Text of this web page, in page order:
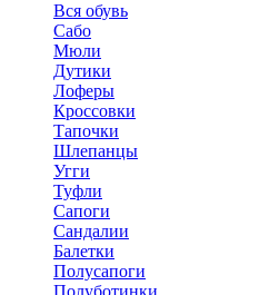
Вся обувь
Сабо
Мюли
Дутики
Лоферы
Кроссовки
Тапочки
Шлепанцы
Угги
Туфли
Сапоги
Сандалии
Балетки
Полусапоги
Полуботинки